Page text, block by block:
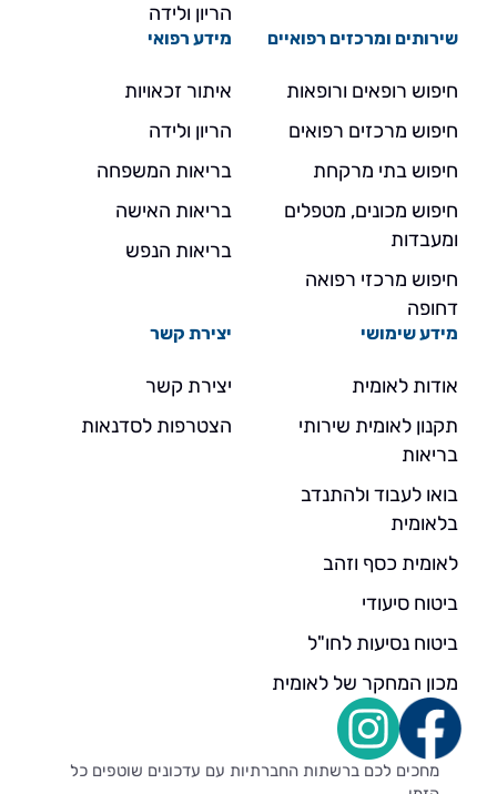
הריון ולידה
שירותים ומרכזים רפואיים
חיפוש רופאים ורופאות
חיפוש מרכזים רפואים
חיפוש בתי מרקחת
חיפוש מכונים, מטפלים
ומעבדות
חיפוש מרכזי רפואה
דחופה
מידע רפואי
איתור זכאויות
הריון ולידה
בריאות המשפחה
בריאות האישה
בריאות הנפש
מידע שימושי
אודות לאומית
תקנון לאומית שירותי
בריאות
בואו לעבוד ולהתנדב
בלאומית
לאומית כסף וזהב
ביטוח סיעודי
ביטוח נסיעות לחו"ל
מכון המחקר של לאומית
יצירת קשר
יצירת קשר
הצטרפות לסדנאות
מחכים לכם ברשתות החברתיות עם עדכונים שוטפים כל